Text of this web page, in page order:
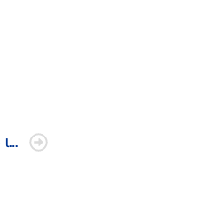
Carlos Aguilar anota su primer triunfo de la temporada en el Circuito de Profesionales en La Sella